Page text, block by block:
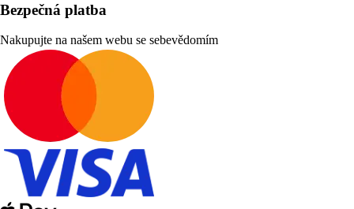
Bezpečná platba
Nakupujte na našem webu se sebevědomím